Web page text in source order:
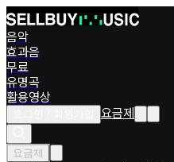
음악
효과음
무료
유명곡
활용영상
요금제
요금제